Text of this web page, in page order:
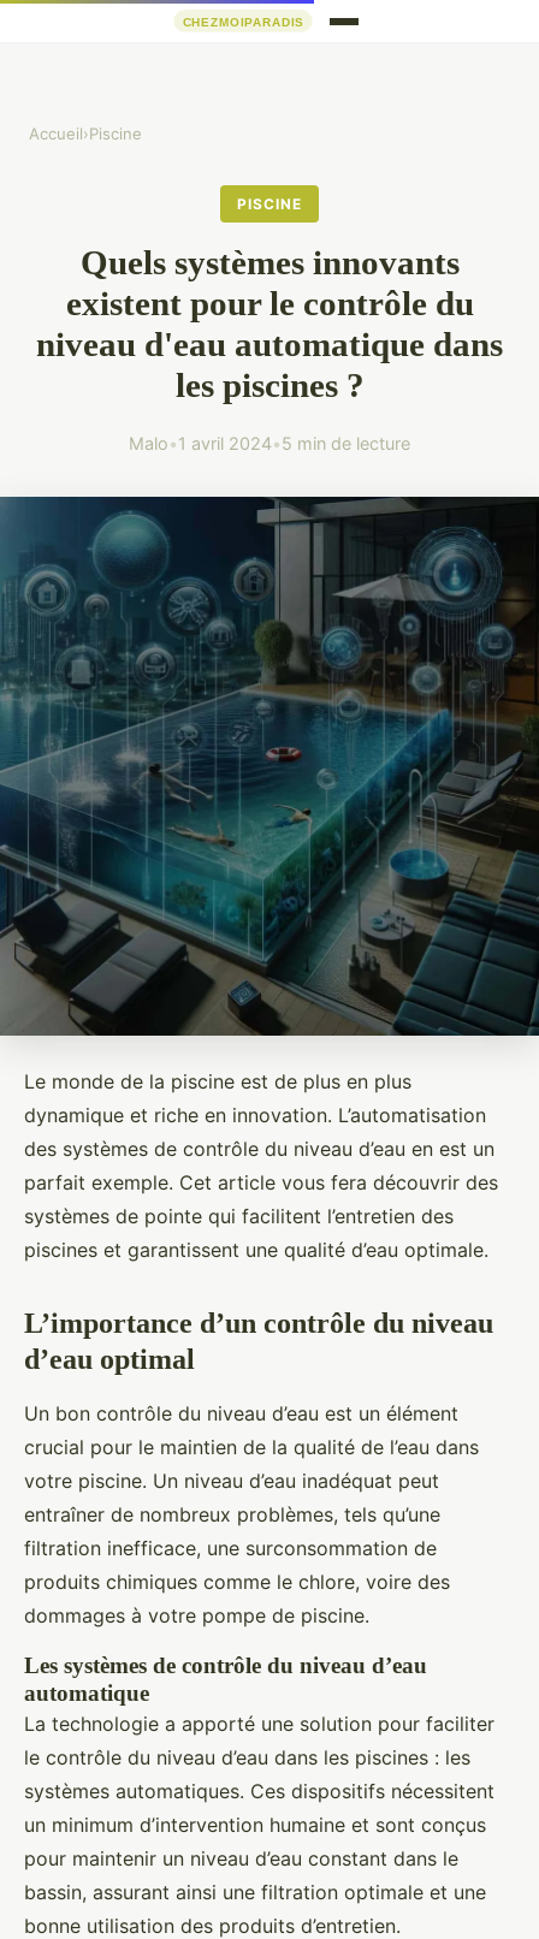
Accueil›Piscine
PISCINE
Quels systèmes innovants
existent pour le contrôle du
niveau d'eau automatique dans
les piscines ?
Malo•1 avril 2024•5 min de lecture
Le monde de la piscine est de plus en plus
dynamique et riche en innovation. L’automatisation
des systèmes de contrôle du niveau d’eau en est un
parfait exemple. Cet article vous fera découvrir des
systèmes de pointe qui facilitent l’entretien des
piscines et garantissent une qualité d’eau optimale.
L’importance d’un contrôle du niveau
d’eau optimal
Un bon contrôle du niveau d’eau est un élément
crucial pour le maintien de la qualité de l’eau dans
votre piscine. Un niveau d’eau inadéquat peut
entraîner de nombreux problèmes, tels qu’une
filtration inefficace, une surconsommation de
produits chimiques comme le chlore, voire des
dommages à votre pompe de piscine.
Les systèmes de contrôle du niveau d’eau
automatique
La technologie a apporté une solution pour faciliter
le contrôle du niveau d’eau dans les piscines : les
systèmes automatiques. Ces dispositifs nécessitent
un minimum d’intervention humaine et sont conçus
pour maintenir un niveau d’eau constant dans le
bassin, assurant ainsi une filtration optimale et une
bonne utilisation des produits d’entretien.